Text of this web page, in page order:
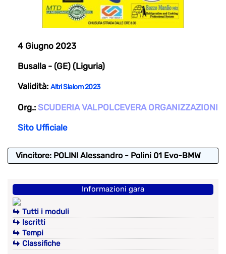
4 Giugno 2023
Busalla - (GE) (Liguria)
Validità: Altri Slalom 2023
Org.: SCUDERIA VALPOLCEVERA ORGANIZZAZIONI
Sito Ufficiale
Vincitore: POLINI Alessandro - Polini 01 Evo-BMW
Informazioni gara
Tutti i moduli
Iscritti
Tempi
Classifiche